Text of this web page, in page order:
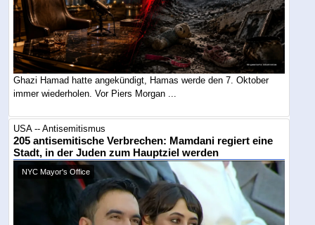
Ghazi Hamad hatte angekündigt, Hamas werde den 7. Oktober
immer wiederholen. Vor Piers Morgan ...
USA -- Antisemitismus
205 antisemitische Verbrechen: Mamdani regiert eine
Stadt, in der Juden zum Hauptziel werden
NYC Mayor's Office